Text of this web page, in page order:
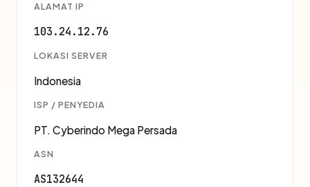
ALAMAT IP
103.24.12.76
LOKASI SERVER
Indonesia
ISP / PENYEDIA
PT. Cyberindo Mega Persada
ASN
AS132644